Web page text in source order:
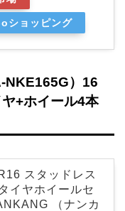
ショッピング
NKE165G）16
+ホイール4本
スタッドレス
イヤホイールセ
（ナンカ